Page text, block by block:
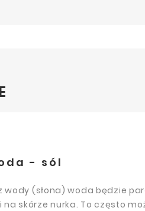
- sól
wody (słona) woda będzie
na skórze nurka. To często